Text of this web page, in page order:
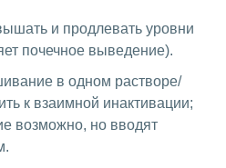
и продлевать уровни
почечное выведение).
в одном растворе/
к взаимной инактивации;
возможно, но вводят